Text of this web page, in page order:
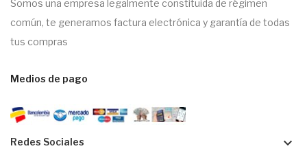
Somos una empresa legalmente constituida de régimen
común, te generamos factura electrónica y garantía de todas
tus compras
Medios de pago
Redes Sociales keyboard_arrow_down